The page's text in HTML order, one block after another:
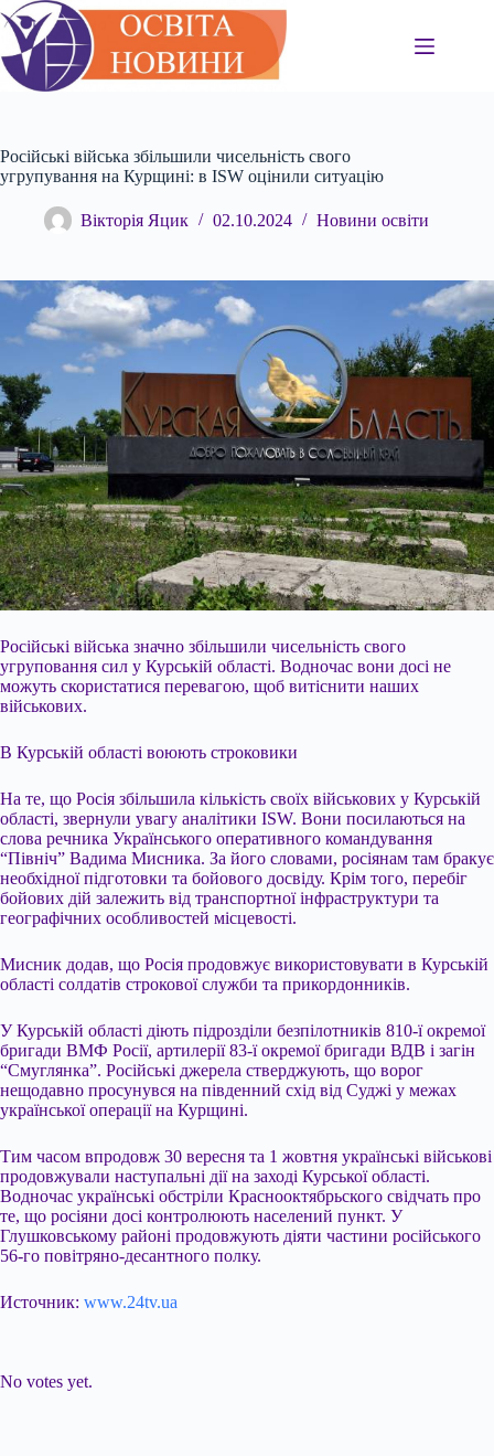
Перейти
до
вмісту
Російські війська збільшили чисельність свого
угрупування на Курщині: в ISW оцінили ситуацію
Вікторія Яцик 02.10.2024 Новини освіти
Російські війська значно збільшили чисельність свого
угруповання сил у Курській області. Водночас вони досі не
можуть скористатися перевагою, щоб витіснити наших
військових.
В Курській області воюють строковики
На те, що Росія збільшила кількість своїх військових у Курській
області, звернули увагу аналітики ISW. Вони посилаються на
слова речника Українського оперативного командування
“Північ” Вадима Мисника. За його словами, росіянам там бракує
необхідної підготовки та бойового досвіду. Крім того, перебіг
бойових дій залежить від транспортної інфраструктури та
географічних особливостей місцевості.
Мисник додав, що Росія продовжує використовувати в Курській
області солдатів строкової служби та прикордонників.
У Курській області діють підрозділи безпілотників 810-ї окремої
бригади ВМФ Росії, артилерії 83-ї окремої бригади ВДВ і загін
“Смуглянка”. Російські джерела стверджують, що ворог
нещодавно просунувся на південний схід від Суджі у межах
української операції на Курщині.
Тим часом впродовж 30 вересня та 1 жовтня українські військові
продовжували наступальні дії на заході Курської області.
Водночас українські обстріли Краснооктябрьского свідчать про
те, що росіяни досі контролюють населений пункт. У
Глушковському районі продовжують діяти частини російського
56-го повітряно-десантного полку.
Источник: www.24tv.ua
No votes yet.